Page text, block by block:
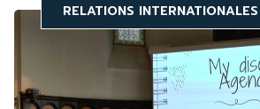
RELATIONS INTERNATIONALES